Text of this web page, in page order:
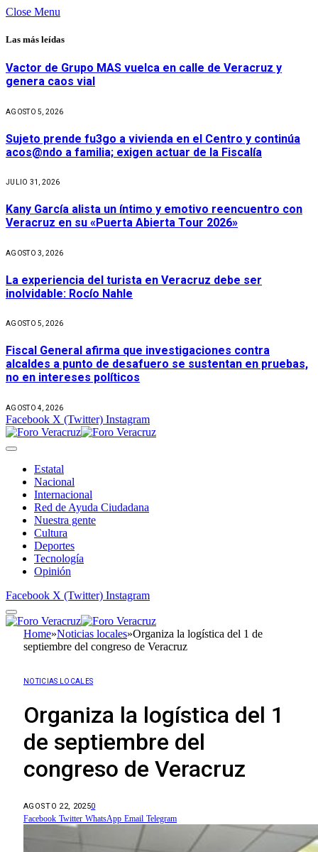
Close Menu
Las más leídas
Vactor de Grupo MAS vuelca en calle de Veracruz y
genera caos vial
AGOSTO 5, 2026
Sujeto prende fu3go a vivienda en el Centro y continúa
acos@ndo a familia; exigen actuar de la Fiscalía
JULIO 31, 2026
Kany García alista un íntimo y emotivo reencuentro con
Veracruz en su «Puerta Abierta Tour 2026»
AGOSTO 3, 2026
La experiencia del turista en Veracruz debe ser
inolvidable: Rocío Nahle
AGOSTO 5, 2026
Fiscal General afirma que investigaciones contra
alcaldes a punto de desafuero se sustentan en pruebas,
no en intereses políticos
AGOSTO 4, 2026
Facebook X (Twitter) Instagram
Estatal
Nacional
Internacional
Red de Ayuda Ciudadana
Nuestra gente
Cultura
Deportes
Tecnología
Opinión
Facebook X (Twitter) Instagram
Home»Noticias locales»Organiza la logística del 1 de
septiembre del congreso de Veracruz
NOTICIAS LOCALES
Organiza la logística del 1
de septiembre del
congreso de Veracruz
AGOSTO 22, 20250
Facebook Twitter WhatsApp Email Telegram